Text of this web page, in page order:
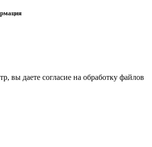
вы даете согласие на обработку файлов